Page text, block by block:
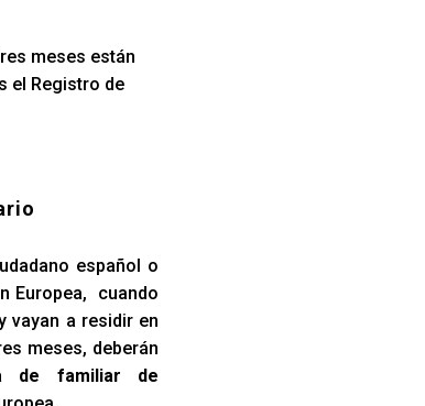
meses están
el Registro de
español o
Europea, cuando
vayan a residir en
meses, deberán
de familiar de